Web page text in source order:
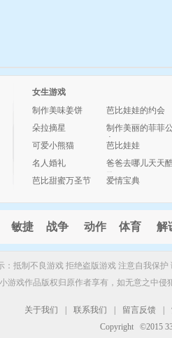
女生游戏
制作美味姜饼
芭比娃娃的约会
朵拉摘星
制作美丽的菲菲
主
可爱小熊猫
芭比娃娃
名人婚礼
爸爸去哪儿天天
跑
芭比甜蜜万圣节 爱情宝典
敏捷 战争 动作 体育 解
：抵制不良游戏 拒绝盗版游戏 注意自我保
小游戏作品版权归原作者享有，如无意之中侵
关于我们 联系我们 留言反馈
Copyright ©2015